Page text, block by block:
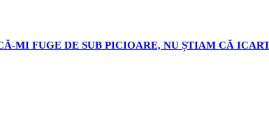
MI FUGE DE SUB PICIOARE, NU ȘTIAM CĂ